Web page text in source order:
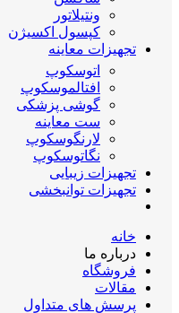
ونتیلاتور
کپسول اکسیژن
تجهیزات معاینه
اتوسکوپ
افتالموسکوپ
گوشی پزشکی
ست معاینه
لارنگوسکوپ
نگاتوسکوپ
تجهیزات زیبایی
تجهیزات توانبخشی
خانه
درباره ما
فروشگاه
مقالات
پرسش های متداول